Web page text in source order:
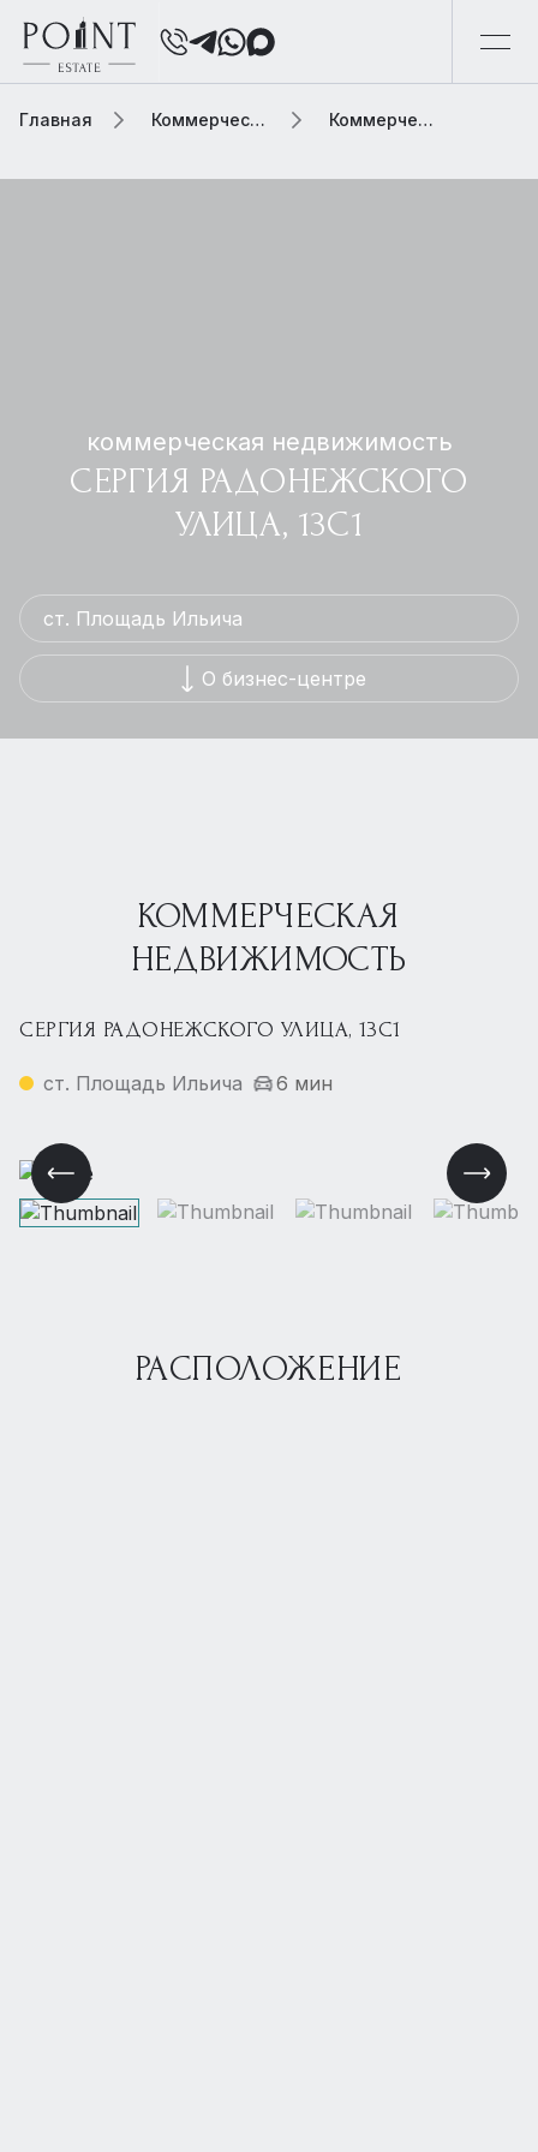
Главная Коммерческая недвижимость Коммерческая недвижимость сергия радонежского улица, 13с1
коммерческая недвижимость
СЕРГИЯ РАДОНЕЖСКОГО
УЛИЦА, 13С1
ст. Площадь Ильича
О бизнес-центре
КОММЕРЧЕСКАЯ
НЕДВИЖИМОСТЬ
СЕРГИЯ РАДОНЕЖСКОГО УЛИЦА, 13С1
ст. Площадь Ильича 6 мин
РАСПОЛОЖЕНИЕ